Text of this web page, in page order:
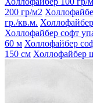
200 гр/м2
гр./кв.м.
Холлофайбер софт
60 м Холлофайбер
150 см Холлофайбер